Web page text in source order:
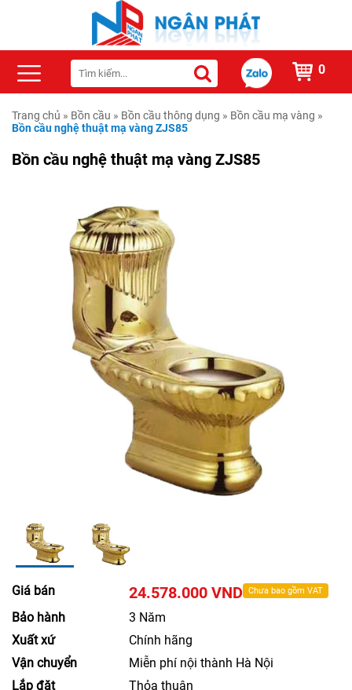
0
Trang chủ » Bồn cầu » Bồn cầu thông dụng » Bồn cầu mạ vàng »
Bồn cầu nghệ thuật mạ vàng ZJS85
Bồn cầu nghệ thuật mạ vàng ZJS85
Giá bán 24.578.000 VND Chưa bao gồm VAT
Bảo hành
3 Năm
Xuất xứ
Chính hãng
Vận chuyển
Miễn phí nội thành Hà Nội
Lắp đặt
Thỏa thuận